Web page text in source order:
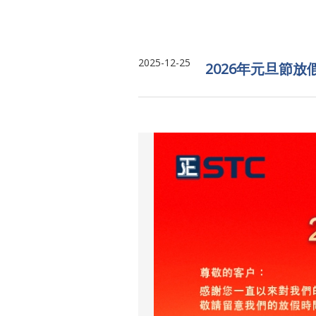
2026年元旦節放
2025-12-25